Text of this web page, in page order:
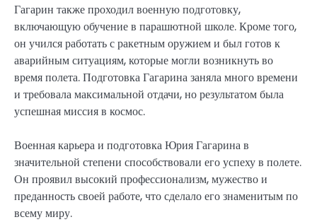
Гагарин также проходил военную подготовку,
включающую обучение в парашютной школе. Кроме того,
он учился работать с ракетным оружием и был готов к
аварийным ситуациям, которые могли возникнуть во
время полета. Подготовка Гагарина заняла много времени
и требовала максимальной отдачи, но результатом была
успешная миссия в космос.
Военная карьера и подготовка Юрия Гагарина в
значительной степени способствовали его успеху в полете.
Он проявил высокий профессионализм, мужество и
преданность своей работе, что сделало его знаменитым по
всему миру.